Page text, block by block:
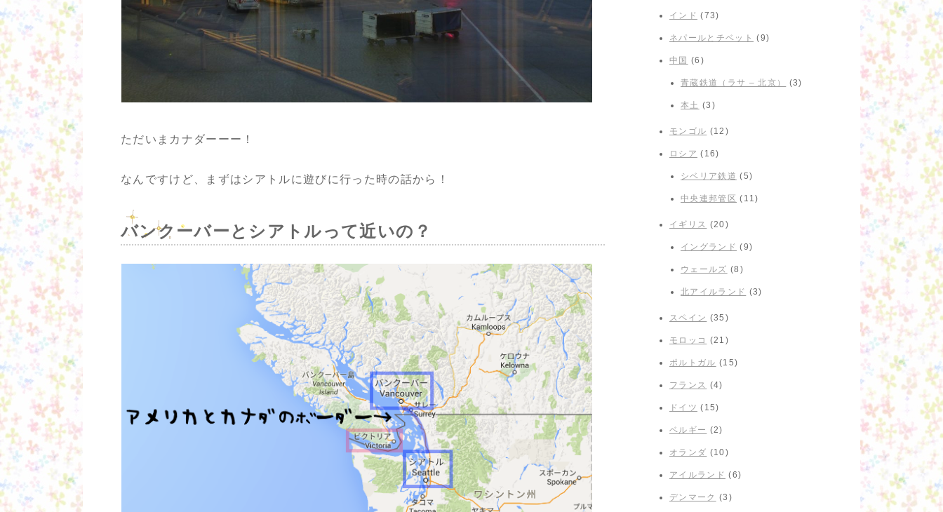
ただいまカナダーーー！
なんですけど、まずはシアトルに遊びに行った時の話から！
バンクーバーとシアトルって近いの？
インド (73)
ネパールとチベット (9)
中国 (6)
青蔵鉄道（ラサ – 北京） (3)
本土 (3)
モンゴル (12)
ロシア (16)
シベリア鉄道 (5)
中央連邦管区 (11)
イギリス (20)
イングランド (9)
ウェールズ (8)
北アイルランド (3)
スペイン (35)
モロッコ (21)
ポルトガル (15)
フランス (4)
ドイツ (15)
ベルギー (2)
オランダ (10)
アイルランド (6)
デンマーク (3)